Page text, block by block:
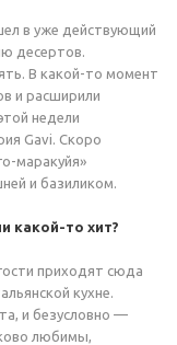
в уже действующий
десертов.
В какой-то момент
и расширили
недели
Gavi. Скоро
маракуйя»
и базиликом.
какой-то хит?
приходят сюда
кухне.
и безусловно —
любимы,